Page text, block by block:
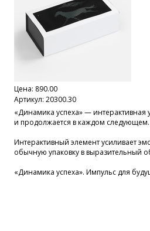
Цена: 890.00
Артикул: 20300.30
«Динамика успеха» — интерактивная
и продолжается в каждом
Интерактивный элемент усиливает
обычную упаковку в выразительный
«Динамика успеха». Импульс для